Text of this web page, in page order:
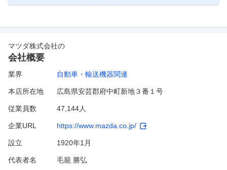
マツダ株式会社の
会社概要
業界 自動車・輸送機器関連
本店所在地 広島県安芸郡府中町新地３番１号
従業員数 47,144人
企業URL https://www.mazda.co.jp/
設立 1920年1月
代表者名 毛籠 勝弘